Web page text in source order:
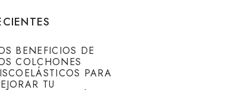
BENEFICIOS DE
COLCHONES
PARA
TU